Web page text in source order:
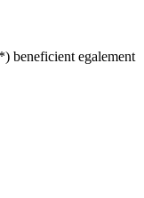
beneficient egalement